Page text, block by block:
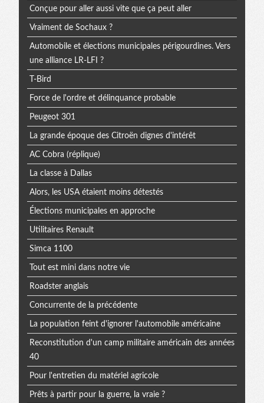
Conçue pour aller aussi vite que ça peut aller
Vraiment de Sochaux ?
Automobile et élections municipales périgourdines. Vers
une alliance LR-LFI ?
T-Bird
Force de l'ordre et délinquance probable
Peugeot 301
La grande époque des Citroën dignes d'intérêt
AC Cobra (réplique)
La classe à Dallas
Alors, les USA étaient moins détestés
Élections municipales en approche
Utilitaires Renault
Simca 1100
Tout est mini dans notre vie
Roadster anglais
Concurrente de la précédente
La population feint d'ignorer l'automobile américaine
Reconstitution d'un camp militaire américain des années
40
Pour l'entretien du matériel agricole
Prêts à partir pour la guerre, la vraie ?